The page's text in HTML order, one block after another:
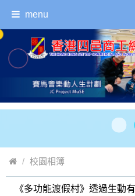
menu
校園相簿
"普通話活動 小學巡迴教育劇
《多功能渡假村》透過生動